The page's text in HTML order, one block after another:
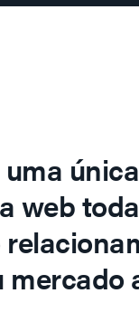
única
web
mercado